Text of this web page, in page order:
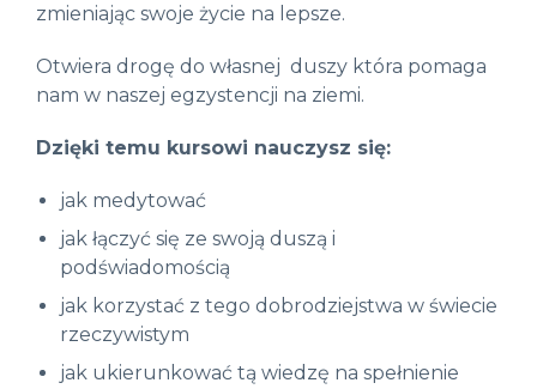
zmieniając swoje życie na lepsze.
Otwiera drogę do własnej duszy która pomaga
nam w naszej egzystencji na ziemi.
Dzięki temu kursowi nauczysz się:
jak medytować
jak łączyć się ze swoją duszą i
podświadomością
jak korzystać z tego dobrodziejstwa w świecie
rzeczywistym
jak ukierunkować tą wiedzę na spełnienie